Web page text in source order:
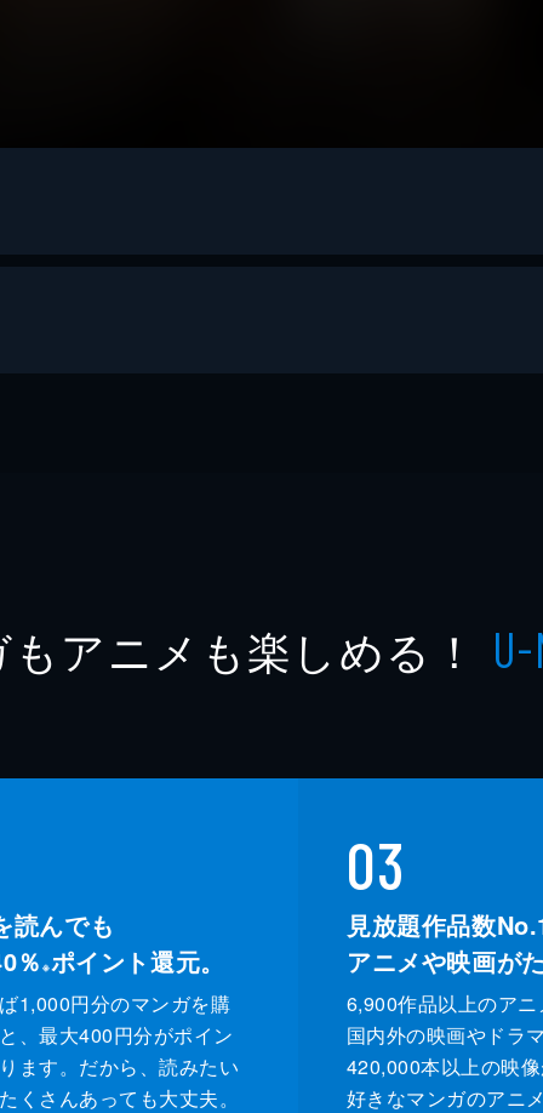
イボーイ
アニメも楽しめる！
読んでも
％ ※ポイント還元。
1,000円分のマンガを購
、最大400円分がポイン
ます。だから、読みたい
くさんあっても大丈夫。
03
見放題作品数
アニメや映画が
6,900作品以上のアニ
国内外の映画やドラマ
420,000本以上の映像
好きなマンガのアニ